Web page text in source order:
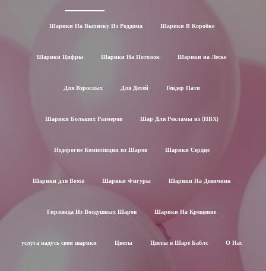
Шарики На Выписку Из Роддома Шарики В Коробке
Шарики Цифры Шарики На Потолок Шарики на Леске
Для Взрослых Для Детей Гендер Пати
Шарики Больших Размеров Шар Для Рекламы из (ПВХ)
Недорогие Композиции из Шаров Шарики Сердце
Шарики для Воssa Шарики Фигуры Шарики На Девичник
Гирлянда Из Воздушных Шаров Шарики На Крещение
услуга надуть свои шарики Цветы Цветы в Шаре Баблс О Нас